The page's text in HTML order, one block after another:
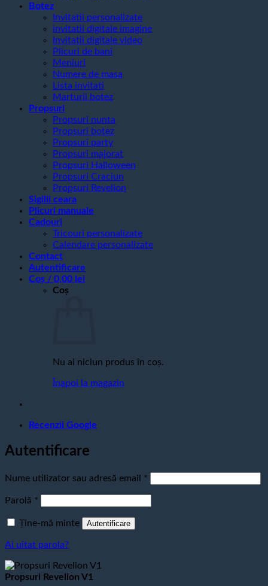
Botez
Invitatii personalizate
invitatii digitale imagine
Invitatii digitale video
Plicuri de bani
Meniuri
Numere de masa
Lista invitati
Marturii botez
Propsuri
Propsuri nunta
Propsuri botez
Propsuri party
Propsuri majorat
Propsuri Halloween
Propsuri Craciun
Propsuri Revelion
Sigilii ceara
Plicuri manuale
Cadouri
Tricouri personalizate
Calendare personalizate
Contact
Autentificare
Coș / 0,00 lei
Coș
Nu ai niciun produs în coș.
Înapoi la magazin
Recenzii Google
Autentificare
Nume utilizator sau adresă email *
Parolă *
Ține-mă minte Autentificare
Ai uitat parola?
Propsuri Revelion V1